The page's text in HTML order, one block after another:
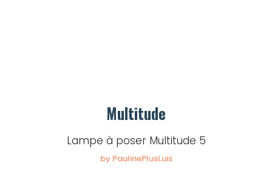
Multitude
Lampe à poser Multitude 5
by PaulinePlusLuis